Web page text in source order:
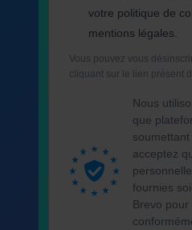
votre politique de
mentions légales.
Vous pouvez vous
cliquant sur le lien présent
Nous
que
acceptez
fournies
Brevo